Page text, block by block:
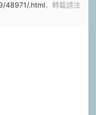
48971/.html，轉載請注